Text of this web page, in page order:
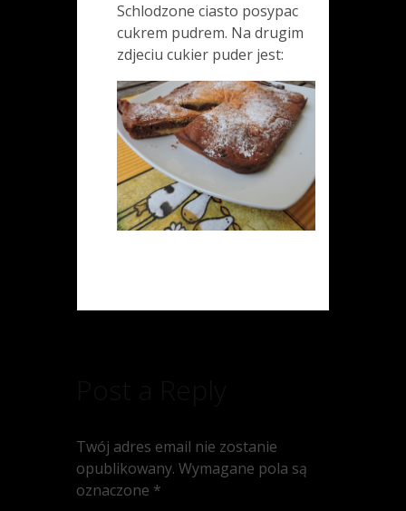
Schlodzone ciasto posypac
cukrem pudrem. Na drugim
zdjeciu cukier puder jest:
Twój adres email nie zostanie
opublikowany. Wymagane pola są
oznaczone *